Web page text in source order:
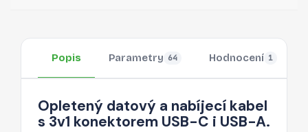
Popis Parametry 64 Hodnocení 1
Opletený datový a nabíjecí kabel
s 3v1 konektorem USB-C i USB-A.